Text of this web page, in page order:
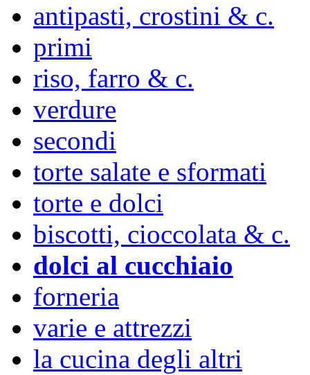
antipasti, crostini & c.
primi
riso, farro & c.
verdure
secondi
torte salate e sformati
torte e dolci
biscotti, cioccolata & c.
dolci al cucchiaio
forneria
varie e attrezzi
la cucina degli altri